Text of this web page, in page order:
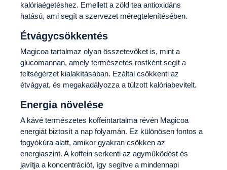
kalóriaégetéshez. Emellett a zöld tea antioxidáns
hatású, ami segít a szervezet méregtelenítésében.
Étvágycsökkentés
Magicoa tartalmaz olyan összetevőket is, mint a
glucomannan, amely természetes rostként segít a
teltségérzet kialakításában. Ezáltal csökkenti az
étvágyat, és megakadályozza a túlzott kalóriabevitelt.
Energia növelése
A kávé természetes koffeintartalma révén Magicoa
energiát biztosít a nap folyamán. Ez különösen fontos a
fogyókúra alatt, amikor gyakran csökken az
energiaszint. A koffein serkenti az agyműködést és
javítja a koncentrációt, így segítve a mindennapi